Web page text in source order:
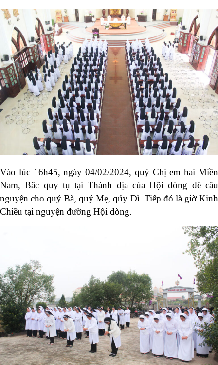
Vào lúc 16h45, ngày 04/02/2024, quý Chị em hai Miền
Nam, Bắc quy tụ tại Thánh địa của Hội dòng để cầu
nguyện cho quý Bà, quý Mẹ, qúy Dì. Tiếp đó là giờ Kinh
Chiều tại nguyện đường Hội dòng.